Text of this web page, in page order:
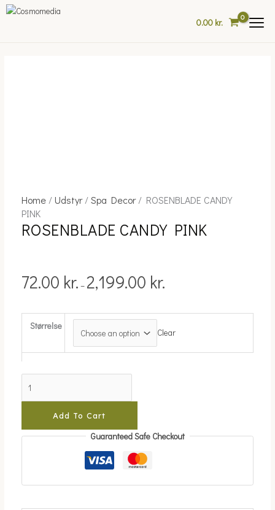
Skip
0.00 kr.
Home/Udstyr/Spa Decor/ ROSENBLADE CANDY
PINK
ROSENBLADE CANDY PINK
72.00 kr. –2,199.00 kr.
Price
72.00 kr.
Størrelse
Clear
ROSENBLADE
CANDY
PINK
Add To Cart
Guaranteed Safe Checkout